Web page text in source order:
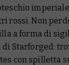
rossi. Non
a forma di
di Starforged:
con spilletta